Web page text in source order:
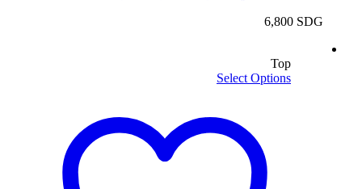
6,800 SDG
Top
Select Options